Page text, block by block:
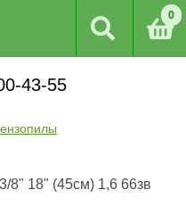
0
43-55
8" 18" (45см) 1,6 66зв